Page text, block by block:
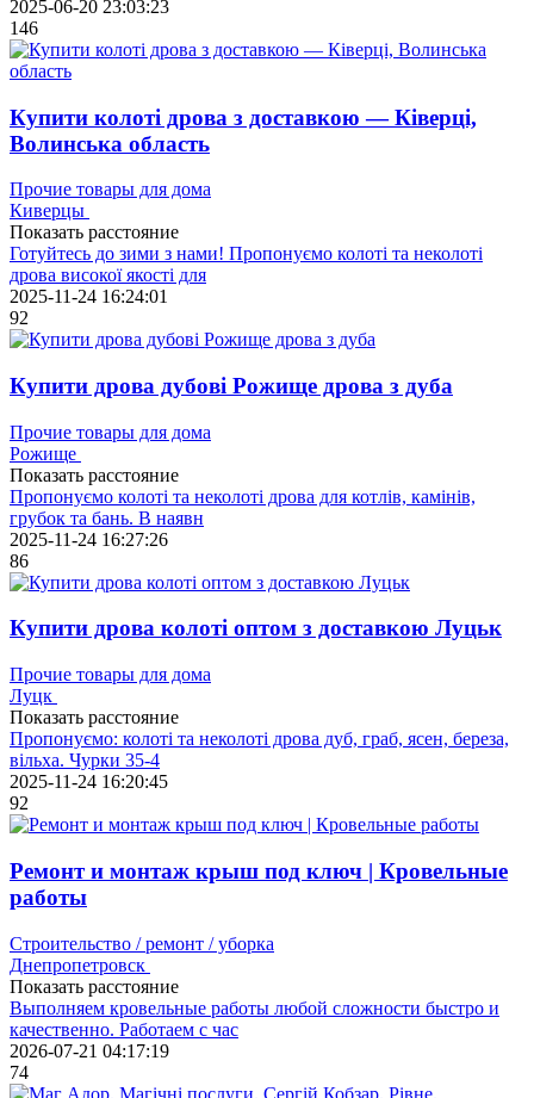
2025-06-20 23:03:23
146
Купити колоті дрова з доставкою — Ківерці,
Волинська область
Прочие товары для дома
Киверцы
Показать расстояние
Готуйтесь до зими з нами! Пропонуємо колоті та неколоті
дрова високої якості для
2025-11-24 16:24:01
92
Купити дрова дубові Рожище дрова з дуба
Прочие товары для дома
Рожище
Показать расстояние
Пропонуємо колоті та неколоті дрова для котлів, камінів,
грубок та бань. В наявн
2025-11-24 16:27:26
86
Купити дрова колоті оптом з доставкою Луцьк
Прочие товары для дома
Луцк
Показать расстояние
Пропонуємо: колоті та неколоті дрова дуб, граб, ясен, береза,
вільха. Чурки 35-4
2025-11-24 16:20:45
92
Ремонт и монтаж крыш под ключ | Кровельные
работы
Строительство / ремонт / уборка
Днепропетровск
Показать расстояние
Выполняем кровельные работы любой сложности быстро и
качественно. Работаем с час
2026-07-21 04:17:19
74